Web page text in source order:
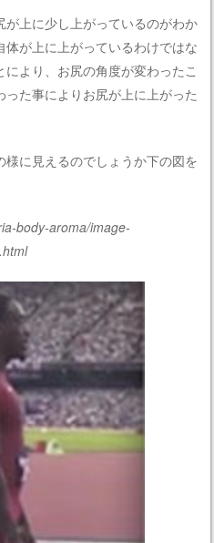
上に少し上がっているのがわか
が上に上がっているわけではな
より、お尻の角度が変わったこ
た事によりお尻が上に上がった
に見えるのでしょうか下の図を
body-aroma/image-